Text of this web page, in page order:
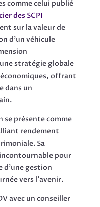
comme celui publié
des SCPI
sur la valeur de
d’un véhicule
stratégie globale
offrant
dans un
se présente comme
rendement
Sa
pour
d’une gestion
vers l’avenir.
avec un conseiller